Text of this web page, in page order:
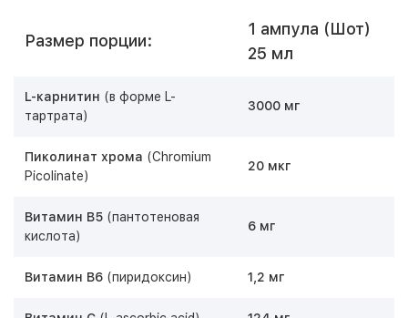
Размер порции:
1 ампула (Шот)
25 мл
L-карнитин (в форме L-
тартрата)
3000 мг
Пиколинат хрома (Chromium
Picolinate)
20 мкг
Витамин B5 (пантотеновая
кислота)
6 мг
Витамин B6 (пиридоксин) 1,2 мг